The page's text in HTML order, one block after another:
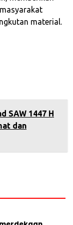
material.
SAW 1447 H
dan